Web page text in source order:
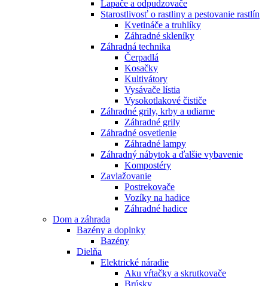
Lapače a odpudzovače
Starostlivosť o rastliny a pestovanie rastlín
Kvetináče a truhlíky
Záhradné skleníky
Záhradná technika
Čerpadlá
Kosačky
Kultivátory
Vysávače lístia
Vysokotlakové čističe
Záhradné grily, krby a udiarne
Záhradné grily
Záhradné osvetlenie
Záhradné lampy
Záhradný nábytok a ďalšie vybavenie
Kompostéry
Zavlažovanie
Postrekovače
Vozíky na hadice
Záhradné hadice
Dom a záhrada
Bazény a doplnky
Bazény
Dielňa
Elektrické náradie
Aku vŕtačky a skrutkovače
Brúsky